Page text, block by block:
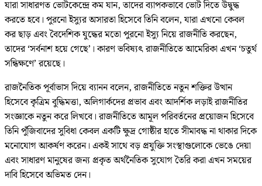
যারা সাধারণত ভোটকেন্দ্রে কম যান, তাদের ব্যাপকভাবে ভোট দিতে উদ্বুদ্ধ
করতে হবে। পুরনো ইস্যুর অসারতা হিসেবে তিনি বলেন, যারা এখনো কেবল
কর ছাড় এবং বৈদেশিক যুদ্ধের মতো পুরনো ইস্যু নিয়ে রাজনীতি করছেন,
তাদের ‘সর্বনাশ হয়ে গেছে’। কারণ ভবিষ্যৎ রাজনীতিতে আমেরিকা এখন ‘চতুর্থ
সন্ধিক্ষণে’ রয়েছে।
রাজনৈতিক পূর্বাভাস দিয়ে ব্যানন বলেন, রাজনীতিতে নতুন শক্তির উত্থান
হিসেবে কৃত্রিম বুদ্ধিমত্তা, অলিগার্কদের প্রভাব এবং আদর্শিক লড়াই রাজনীতির
সংজ্ঞাকে নতুন করে লিখবে। রাজনীতিতে আমূল পরিবর্তনের প্রয়োজন হিসেবে
তিনি পুঁজিবাদের সুবিধা কেবল একটি ক্ষুদ্র গোষ্ঠীর হাতে সীমাবদ্ধ না থাকার দিকে
মনোযোগ আকর্ষণ করেন। একই সাথে বড় প্রযুক্তি সংস্থাগুলোকে ভেঙে দেয়া
এবং সাধারণ মানুষের জন্য প্রকৃত অর্থনৈতিক সুযোগ তৈরি করা এখন সময়ের
দাবি হিসেবে অভিমত দেন।